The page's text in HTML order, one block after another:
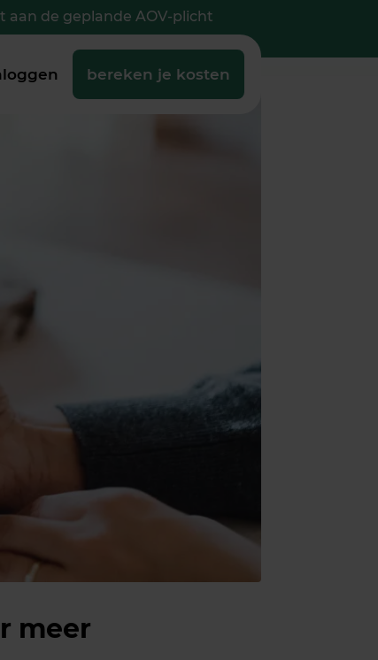
aan de geplande AOV-plicht
bereken je kosten
meer